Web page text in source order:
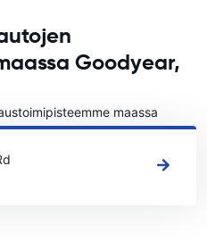
Goodyear,
maassa